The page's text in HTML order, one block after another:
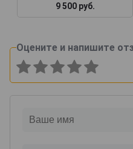
9 500 руб.
Оцените и напишите